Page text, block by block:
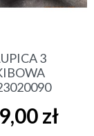
3
zł